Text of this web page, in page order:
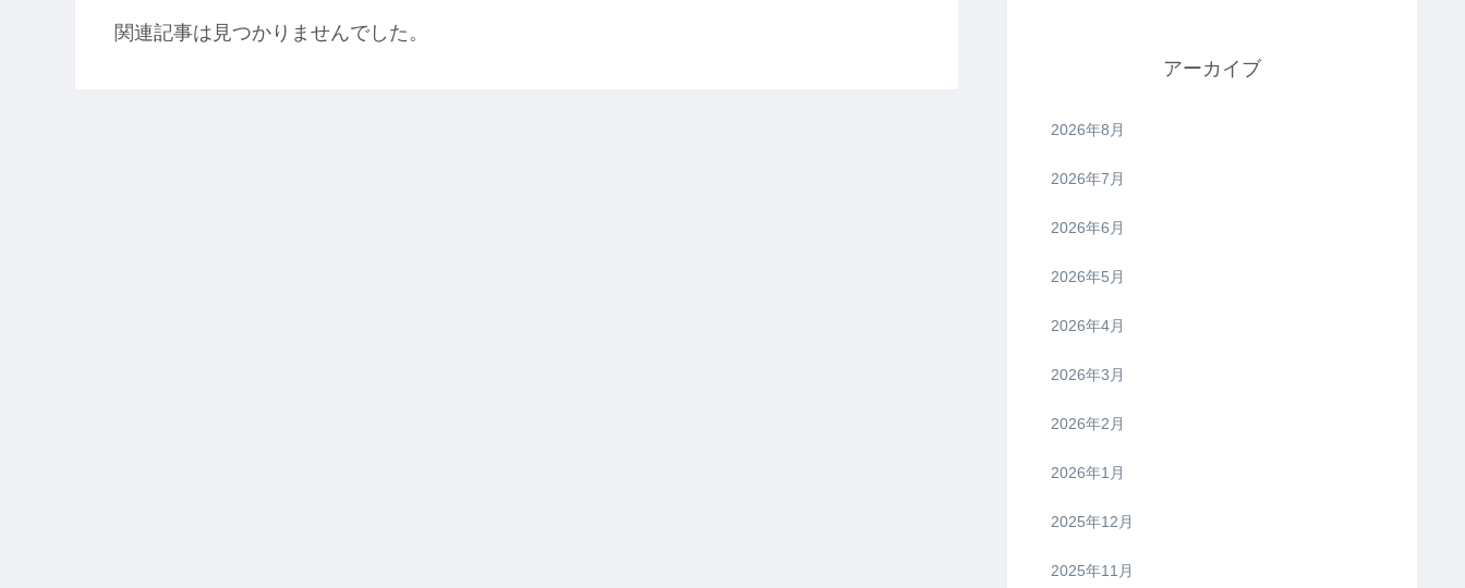
関連記事は見つかりませんでした。
アーカイブ
2026年8月
2026年7月
2026年6月
2026年5月
2026年4月
2026年3月
2026年2月
2026年1月
2025年12月
2025年11月